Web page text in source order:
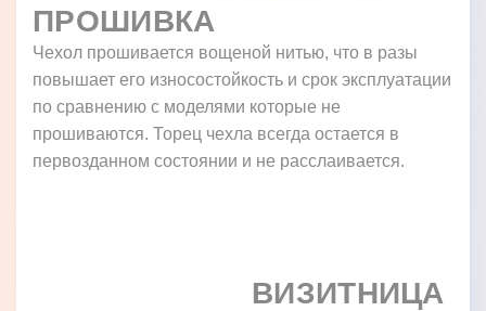
ПРОШИВКА
Чехол прошивается вощеной нитью, что в разы
повышает его износостойкость и срок эксплуатации
по сравнению с моделями которые не
прошиваются. Торец чехла всегда остается в
первозданном состоянии и не расслаивается.
ВИЗИТНИЦА